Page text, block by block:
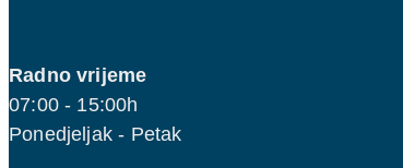
Radno vrijeme
07:00 - 15:00h
Ponedjeljak - Petak